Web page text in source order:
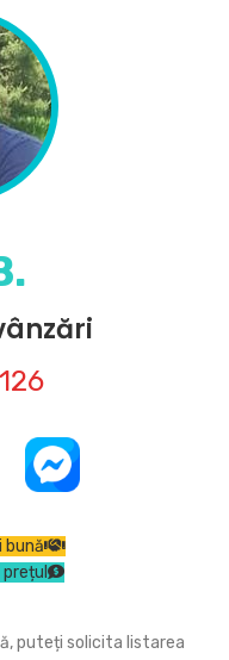
bună
puteți solicita listarea